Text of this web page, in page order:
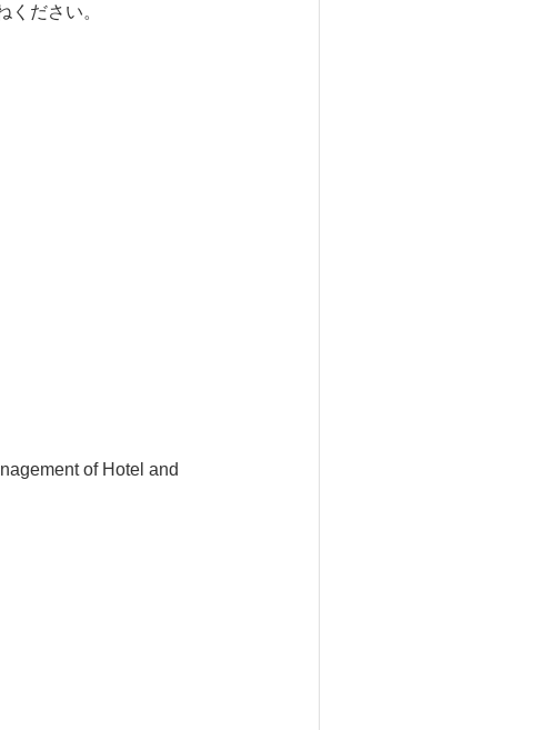
ださい。
of Hotel and